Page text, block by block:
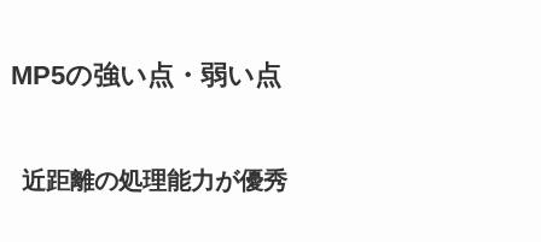
MP5の強い点・弱い点
近距離の処理能力が優秀